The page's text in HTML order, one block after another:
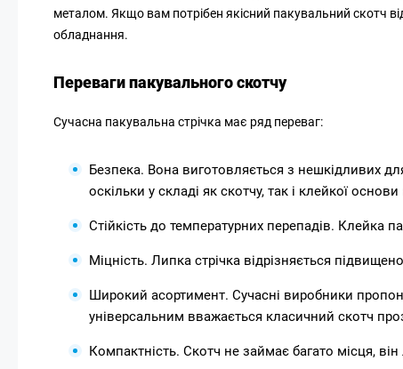
металом. Якщо вам потрібен якісний пакувальний скотч
обладнання.
Переваги пакувального скотчу
Сучасна пакувальна стрічка має ряд переваг:
Безпека. Вона виготовляється з нешкідливих
оскільки у складі як скотчу, так і клейкої
Стійкість до температурних перепадів. Клейка
Міцність. Липка стрічка відрізняється
Широкий асортимент. Сучасні виробники
універсальним вважається класичний скотч
Компактність. Скотч не займає багато місця,